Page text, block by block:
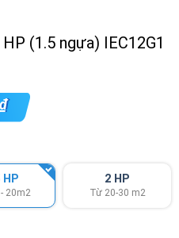
(1.5 ngựa) IEC12G1
₫
HP
20m2
2 HP
Từ 20-30 m2